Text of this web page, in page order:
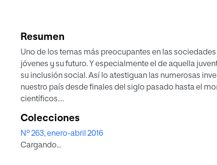
Resumen
Uno de los temas más preocupantes en las
jóvenes y su futuro. Y especialmente el de aquella
su inclusión social. Así lo atestiguan las numerosas
nuestro país desde finales del siglo pasado hasta el
científicos.
conocimiento (Robertson, 1992; Bauman, 2007; Beck,
un nuevo contexto en el que se han creado
anteriormente, por lo que se hace necesario analizarlas
Colecciones
Nº 263, enero-abril 2016
Cargando...